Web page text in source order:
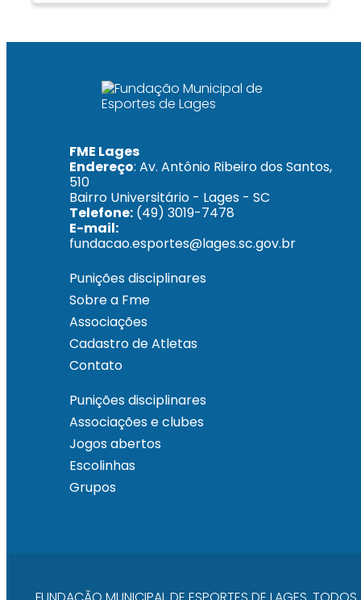
FME Lages
Endereço: Av. Antônio Ribeiro dos Santos,
510
Bairro Universitário - Lages - SC
Telefone: (49) 3019-7478
E-mail:
fundacao.esportes@lages.sc.gov.br
Punições disciplinares
Sobre a Fme
Associações
Cadastro de Atletas
Contato
Punições disciplinares
Associações e clubes
Jogos abertos
Escolinhas
Grupos